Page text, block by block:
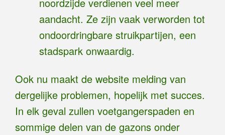
aandacht. Ze zijn vaak verworden tot
ondoordringbare struikpartijen, een
stadspark onwaardig.
Ook nu maakt de website melding van
dergelijke problemen, hopelijk met succes.
In elk geval zullen voetgangerspaden en
sommige delen van de gazons onder